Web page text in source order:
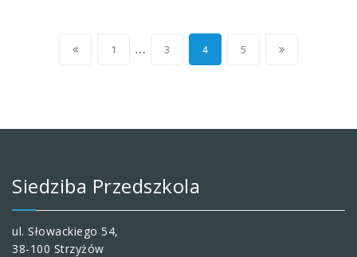
Stronicowanie
1 … 3 4 5
Siedziba Przedszkola
ul. Słowackiego 54,
38-100 Strzyżów